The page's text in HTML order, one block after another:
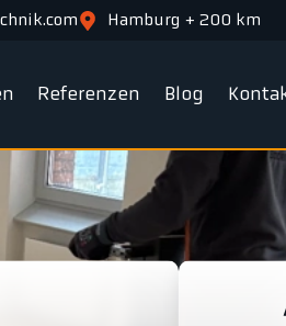
Hamburg + 200 km
Referenzen Blog